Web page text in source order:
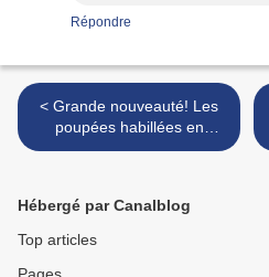
Répondre
< Grande nouveauté! Les
poupées habillées en
Vaniline!
Hébergé par Canalblog
Top articles